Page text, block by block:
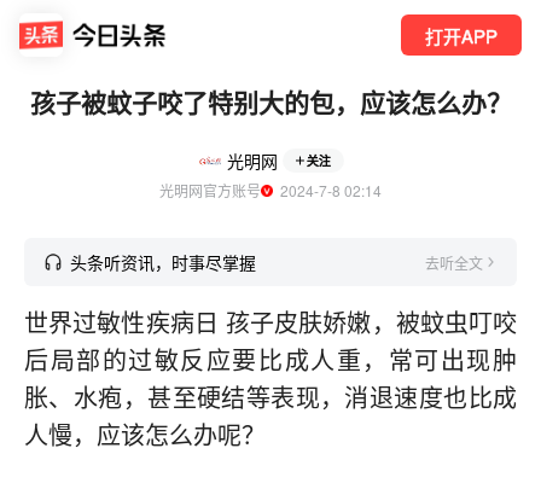
打开APP
孩子被蚊子咬了特别大的包，应该怎么办？
光明网 关注
光明网官方账号
  2024-7-8 02:14
头条听资讯，时事尽掌握 去听全文
世界过敏性疾病日 孩子皮肤娇嫩，被蚊虫叮咬
后局部的过敏反应要比成人重，常可出现肿
胀、水疱，甚至硬结等表现，消退速度也比成
人慢，应该怎么办呢？